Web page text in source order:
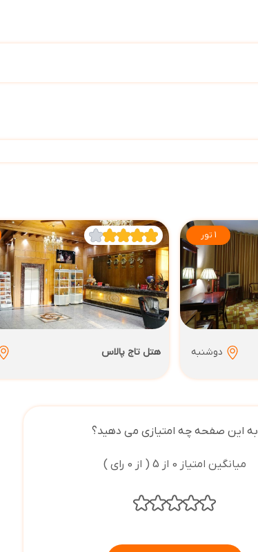
1 تور
دوشنبه هتل تاج پالاس
به این صفحه چه امتیازی می دهید؟
میانگین امتیاز 0 از 5 ( از 0 رای )